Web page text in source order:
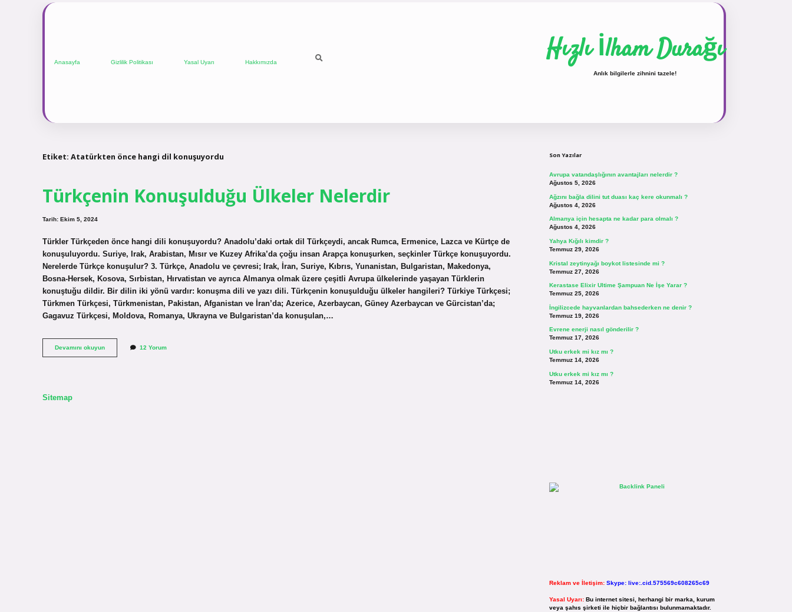
Anasayfa Gizlilik Politikası Yasal Uyarı Hakkımızda Hızlı İlham Durağı
Anlık bilgilerle zihnini tazele!
Etiket: Atatürkten önce hangi dil konuşuyordu
Türkçenin Konuşulduğu Ülkeler Nelerdir
Tarih: Ekim 5, 2024
Türkler Türkçeden önce hangi dili konuşuyordu? Anadolu’daki ortak dil Türkçeydi, ancak Rumca, Ermenice, Lazca ve Kürtçe de
konuşuluyordu. Suriye, Irak, Arabistan, Mısır ve Kuzey Afrika’da çoğu insan Arapça konuşurken, seçkinler Türkçe konuşuyordu.
Nerelerde Türkçe konuşulur? 3. Türkçe, Anadolu ve çevresi; Irak, İran, Suriye, Kıbrıs, Yunanistan, Bulgaristan, Makedonya,
Bosna-Hersek, Kosova, Sırbistan, Hırvatistan ve ayrıca Almanya olmak üzere çeşitli Avrupa ülkelerinde yaşayan Türklerin
konuştuğu dildir. Bir dilin iki yönü vardır: konuşma dili ve yazı dili. Türkçenin konuşulduğu ülkeler hangileri? Türkiye Türkçesi;
Türkmen Türkçesi, Türkmenistan, Pakistan, Afganistan ve İran’da; Azerice, Azerbaycan, Güney Azerbaycan ve Gürcistan’da;
Gagavuz Türkçesi, Moldova, Romanya, Ukrayna ve Bulgaristan’da konuşulan,…
Devamını okuyunTürkçenin
Konuşulduğu
12 Yorum
Sitemap
Son Yazılar
Avrupa vatandaşlığının avantajları nelerdir ?
Ağustos 5, 2026
Ağzını bağla dilini tut duası kaç kere okunmalı ?
Ağustos 4, 2026
Almanya için hesapta ne kadar para olmalı ?
Ağustos 4, 2026
Yahya Kığılı kimdir ?
Temmuz 29, 2026
Kristal zeytinyağı boykot listesinde mi ?
Temmuz 27, 2026
Kerastase Elixir Ultime Şampuan Ne İşe Yarar ?
Temmuz 25, 2026
İngilizcede hayvanlardan bahsederken ne denir ?
Temmuz 19, 2026
Evrene enerji nasıl gönderilir ?
Temmuz 17, 2026
Utku erkek mi kız mı ?
Temmuz 14, 2026
Utku erkek mi kız mı ?
Temmuz 14, 2026
Reklam ve İletişim: Skype: live:.cid.575569c608265c69
Yasal Uyarı: Bu internet sitesi, herhangi bir marka, kurum
veya şahıs şirketi ile hiçbir bağlantısı bulunmamaktadır.